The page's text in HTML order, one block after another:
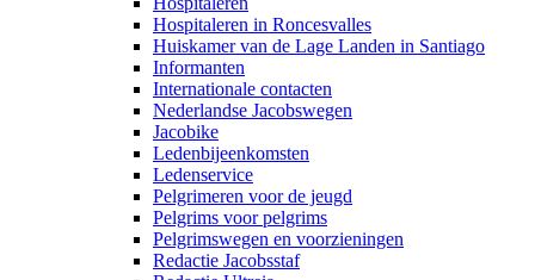
Hospitaleren in Roncesvalles
Huiskamer van de Lage Landen in Santiago
Informanten
Internationale contacten
Nederlandse Jacobswegen
Jacobike
Ledenbijeenkomsten
Ledenservice
Pelgrimeren voor de jeugd
Pelgrims voor pelgrims
Pelgrimswegen en voorzieningen
Redactie Jacobsstaf